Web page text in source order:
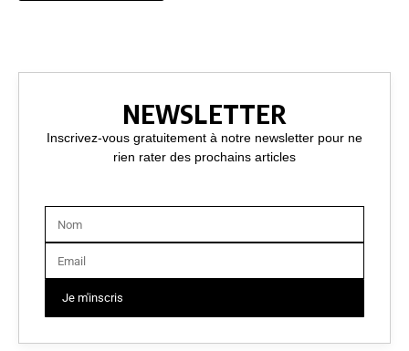
NEWSLETTER
Inscrivez-vous gratuitement à notre newsletter pour ne
rien rater des prochains articles
Je m'inscris